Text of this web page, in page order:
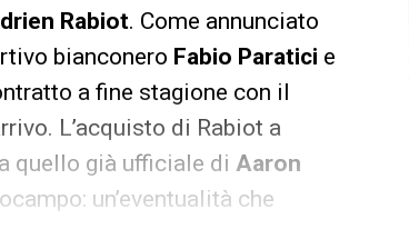
Rabiot. Come annunciato
bianconero Fabio Paratici e
a fine stagione con il
L’acquisto di Rabiot a
quello già ufficiale di Aaron
un’eventualità che
però ci sarà da affrontare